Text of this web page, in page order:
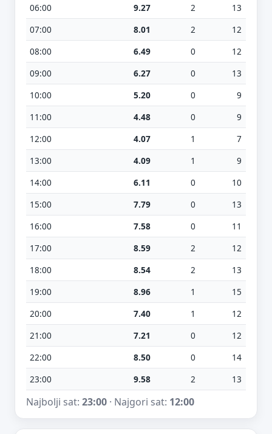
06:00
9.27 2
13
07:00
8.01 2
12
08:00
6.49 0
12
09:00
6.27 0
13
10:00
5.20 0
9
11:00
4.48 0
9
12:00
4.07 1
7
13:00
4.09 1
9
14:00
6.11 0
10
15:00
7.79 0
13
16:00
7.58 0
11
17:00
8.59 2
12
18:00
8.54 2
13
19:00
8.96 1
15
20:00
7.40 1
12
21:00
7.21 0
12
22:00
8.50 0
14
23:00
9.58 2 13
Najbolji sat: 23:00· Najgori sat: 12:00